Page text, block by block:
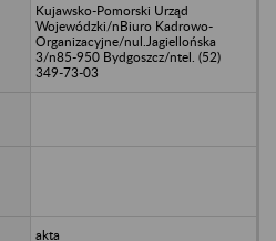
Kujawsko-Pomorski Urząd
Wojewódzki/nBiuro Kadrowo-
Organizacyjne/nul.Jagiellońska
3/n85-950 Bydgoszcz/ntel. (52)
349-73-03
akta